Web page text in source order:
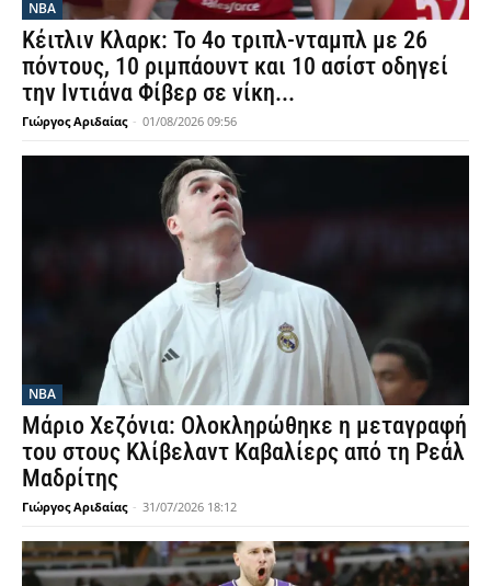
NBA
Κέιτλιν Κλαρκ: Το 4ο τριπλ-νταμπλ με 26
πόντους, 10 ριμπάουντ και 10 ασίστ οδηγεί
την Ιντιάνα Φίβερ σε νίκη...
Γιώργος Αριδαίας - 01/08/2026 09:56
NBA
Μάριο Χεζόνια: Ολοκληρώθηκε η μεταγραφή
του στους Κλίβελαντ Καβαλίερς από τη Ρεάλ
Μαδρίτης
Γιώργος Αριδαίας - 31/07/2026 18:12